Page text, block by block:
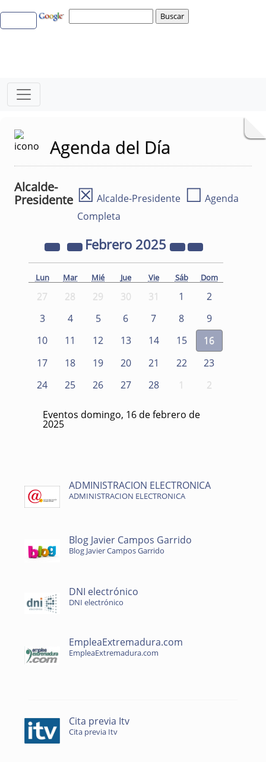
Agenda del Día
Alcalde-
Presidente ☒ Alcalde-Presidente ☐ Agenda
Completa
Febrero 2025
Lun Mar Mié Jue Vie Sáb Dom
27 28 29 30 31 1
2
3
4 5 6 7 8
9
10
11 12 13 14 15
16
17
18 19 20 21 22
23
24
25 26 27 28 1 2
Eventos domingo, 16 de febrero de
2025
ADMINISTRACION ELECTRONICA
ADMINISTRACION ELECTRONICA
Blog Javier Campos Garrido
Blog Javier Campos Garrido
DNI electrónico
DNI electrónico
EmpleaExtremadura.com
EmpleaExtremadura.com
Cita previa Itv
Cita previa Itv